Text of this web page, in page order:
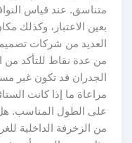
متناسق. عند قياس
بعين الاعتبار، وكذلك
العديد من شركات تصميم
من عدة نقاط للتأكد من
الجدران قد تكون غير
مراعاة ما إذا كانت
على الطول المناسب. هل
من الزخرفة الداخلية